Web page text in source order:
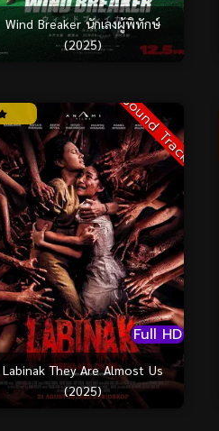
Wind Breaker นักเลงผู้พิทักษ์
(2025)
Sound Track
Full HD
Labinak They Are Almost Us
(2025)